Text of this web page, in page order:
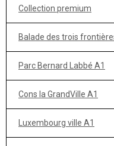
Collection premium
Balade des trois
Parc Bernard Labbé A1
Cons la GrandVille A1
Luxembourg ville A1